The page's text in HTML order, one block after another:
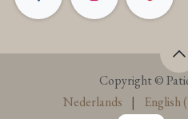
Copyright ©
Nederlands
| English